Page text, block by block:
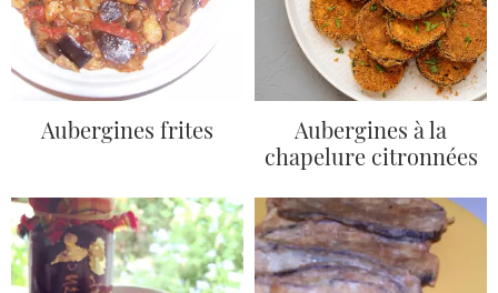
Aubergines frites
Aubergines à la
chapelure citronnées